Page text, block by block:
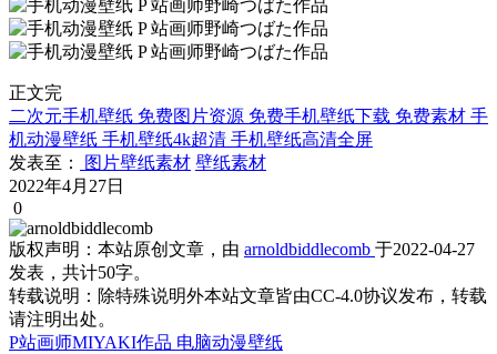
正文完
二次元手机壁纸 免费图片资源 免费手机壁纸下载 免费素材 手
机动漫壁纸 手机壁纸4k超清 手机壁纸高清全屏
发表至：
图片壁纸素材 壁纸素材
2022年4月27日
0
版权声明： 本站原创文章，由 arnoldbiddlecomb 于2022-04-27
发表，共计50字。
转载说明： 除特殊说明外本站文章皆由CC-4.0协议发布，转载
请注明出处。
P站画师MIYAKI作品 电脑动漫壁纸